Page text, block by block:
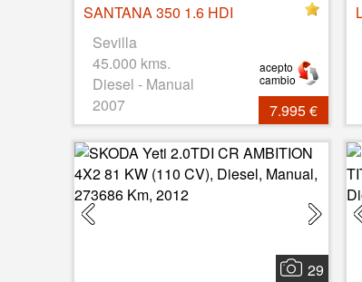
SANTANA 350 1.6 HDI
Sevilla
45.000 kms.
Diesel - Manual
2007
7.995 €
acepto
cambio
29